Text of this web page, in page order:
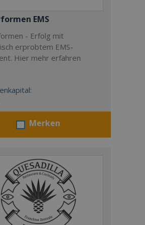
EMS
- Erfolg mit
erprobtem EMS-
Hier mehr erfahren
Merken